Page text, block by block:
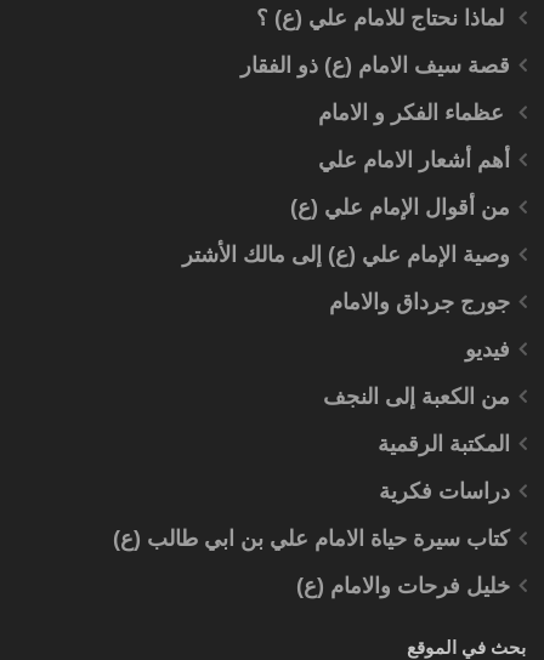
لماذا نحتاج للامام علي (ع) ؟
قصة سيف الامام (ع) ذو الفقار
عظماء الفكر و الامام
أهم أشعار الامام علي
من أقوال الإمام علي (ع)
وصية الإمام علي (ع) إلى مالك الأشتر
جورج جرداق والامام
فيديو
من الكعبة إلى النجف
المكتبة الرقمية
دراسات فكرية
كتاب سيرة حياة الامام علي بن ابي طالب (ع)
خليل فرحات والامام (ع)
بحث في الموقع